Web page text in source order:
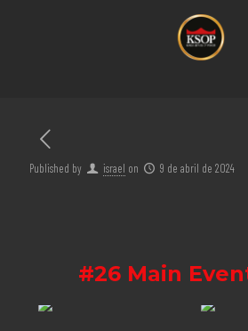
Published by israel on 9 de abril de 2024
#26 Main